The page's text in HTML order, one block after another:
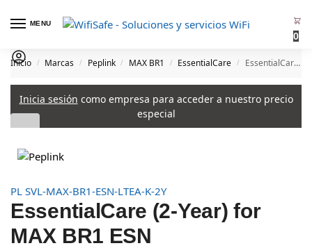
MENU
0
Inicio / Marcas / Peplink / MAX BR1 / EssentialCare / EssentialCare (2-Year) for MAX BR1 ESN
Inicia sesión como empresa para acceder a nuestro precio
especial
PL SVL-MAX-BR1-ESN-LTEA-K-2Y
EssentialCare (2-Year) for
MAX BR1 ESN